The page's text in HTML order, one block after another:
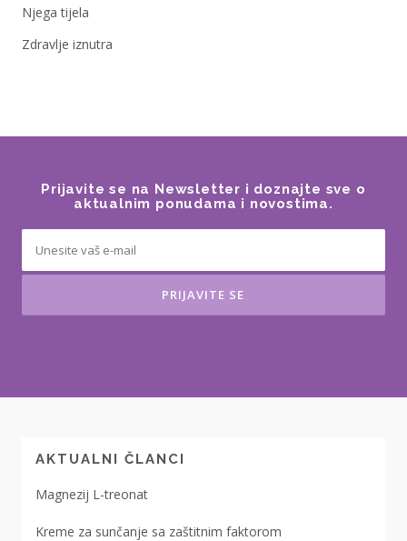
Njega tijela
Zdravlje iznutra
Prijavite se na Newsletter i doznajte sve o
aktualnim ponudama i novostima.
AKTUALNI ČLANCI
Magnezij L-treonat
Kreme za sunčanje sa zaštitnim faktorom